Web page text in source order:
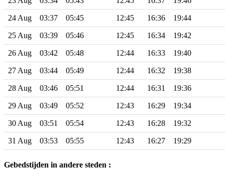
24 Aug 03:37 05:45 12:45 16:36 19:44
25 Aug 03:39 05:46 12:45 16:34 19:42
26 Aug 03:42 05:48 12:44 16:33 19:40
27 Aug 03:44 05:49 12:44 16:32 19:38
28 Aug 03:46 05:51 12:44 16:31 19:36
29 Aug 03:49 05:52 12:43 16:29 19:34
30 Aug 03:51 05:54 12:43 16:28 19:32
31 Aug 03:53 05:55 12:43 16:27 19:29
Gebedstijden in andere steden :